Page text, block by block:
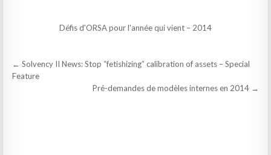
Défis d'ORSA pour l'année qui vient – 2014
Post
navigation
← Solvency II News: Stop “fetishizing” calibration of assets – Special
Feature
Pré-demandes de modèles internes en 2014 →